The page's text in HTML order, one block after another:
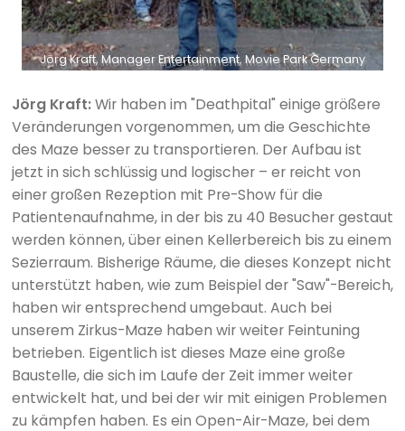
Jörg Kraft, Manager Entertainment, Movie Park Germany
Jörg Kraft:Wir haben im "Deathpital" einige größere
Veränderungen vorgenommen, um die Geschichte
des Maze besser zu transportieren. Der Aufbau ist
jetzt in sich schlüssig und logischer – er reicht von
einer großen Rezeption mit Pre-Show für die
Patientenaufnahme, in der bis zu 40 Besucher gestaut
werden können, über einen Kellerbereich bis zu einem
Sezierraum. Bisherige Räume, die dieses Konzept nicht
unterstützt haben, wie zum Beispiel der "Saw"-Bereich,
haben wir entsprechend umgebaut. Auch bei
unserem Zirkus-Maze haben wir weiter Feintuning
betrieben. Eigentlich ist dieses Maze eine große
Baustelle, die sich im Laufe der Zeit immer weiter
entwickelt hat, und bei der wir mit einigen Problemen
zu kämpfen haben. Es ein Open-Air-Maze, bei dem